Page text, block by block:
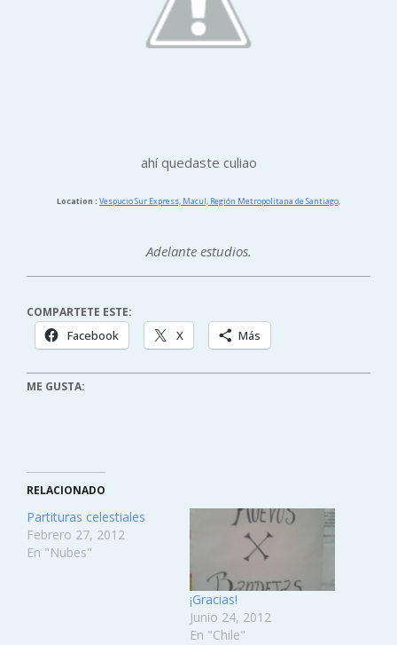
ahí quedaste culiao
Location : Vespucio Sur Express, Macul, Región Metropolitana de Santiago,
Adelante estudios.
COMPARTETE ESTE:
Facebook X Más
ME GUSTA:
RELACIONADO
Partituras celestiales
Febrero 27, 2012
En "Nubes"
¡Gracias!
Junio 24, 2012
En "Chile"